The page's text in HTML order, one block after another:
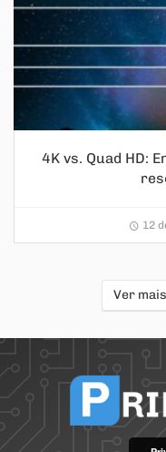
4K vs. Quad HD:
12
Ver